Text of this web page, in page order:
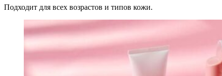
Подходит для всех возрастов и типов кожи.